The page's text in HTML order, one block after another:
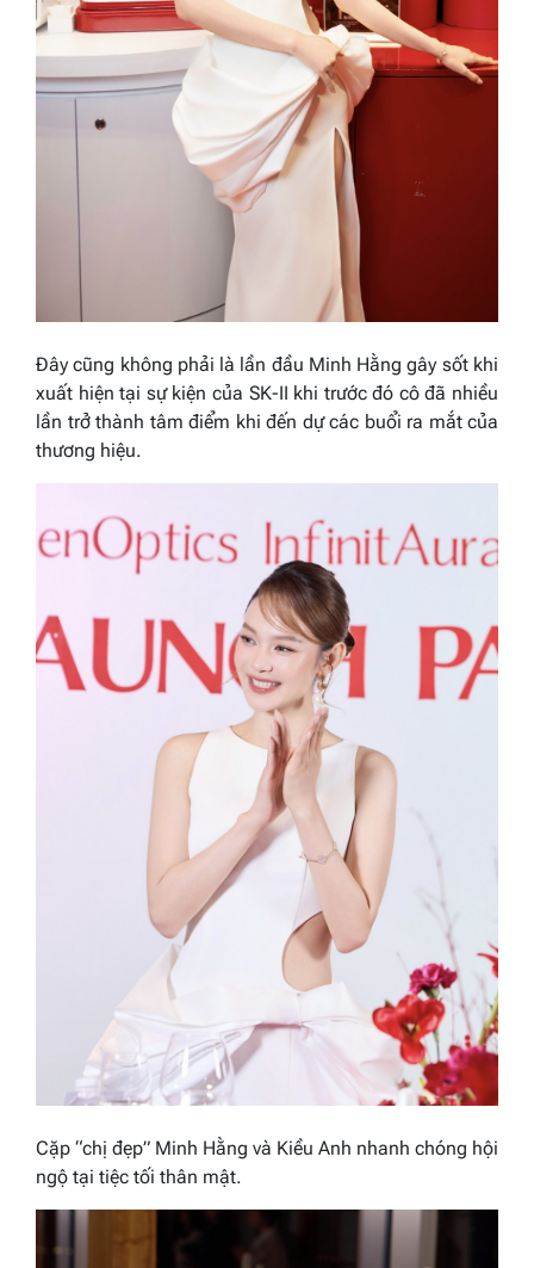
Đây cũng không phải là lần đầu Minh Hằng gây sốt khi
xuất hiện tại sự kiện của SK-II khi trước đó cô đã nhiều
lần trở thành tâm điểm khi đến dự các buổi ra mắt của
thương hiệu.
Cặp “chị đẹp” Minh Hằng và Kiều Anh nhanh chóng hội
ngộ tại tiệc tối thân mật.